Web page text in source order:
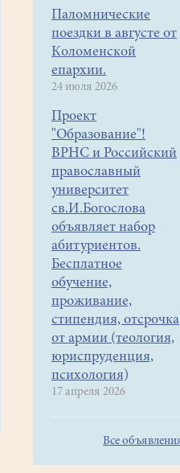
Ювеналия
храма
назначен
священник
Виталий
Александрович
Глазов.
Роман
Петрович
Сыркин
родился
сентября
семье
Паломнические
поездки в августе от
Коломенской
епархии.
24 июля 2026
Проект
"Образование"!
ВРНС и Российский
православный
университет
св.И.Богослова
объявляет набор
абитуриентов.
Бесплатное
обучение,
проживание,
стипендия, отсрочка
от армии (теология,
юриспруденция,
психология)
17 апреля 2026
Все